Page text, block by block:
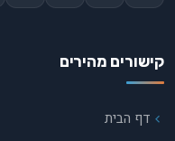
קישורים מהירים
דף הבית